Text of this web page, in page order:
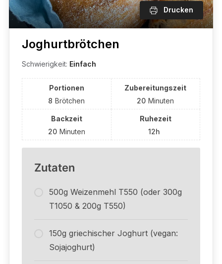
Drucken
Joghurtbrötchen
Schwierigkeit: Einfach
Portionen
8 Brötchen
Zubereitungszeit
20 Minuten
Backzeit
20 Minuten
Ruhezeit
12h
Zutaten
500g Weizenmehl T550 (oder 300g
T1050 & 200g T550)
150g griechischer Joghurt (vegan:
Sojajoghurt)